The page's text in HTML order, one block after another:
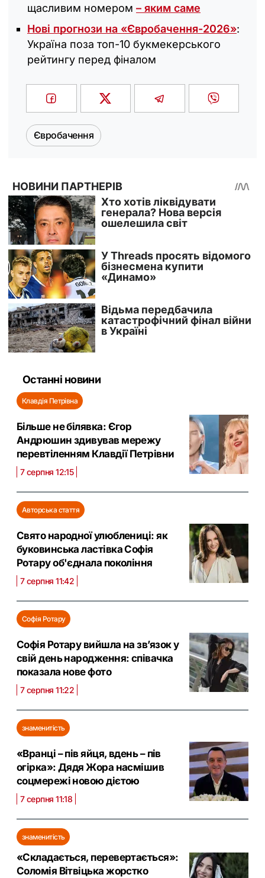
щасливим номером – яким саме
Нові прогнози на «Євробачення-2026»:
Україна поза топ-10 букмекерського
рейтингу перед фіналом
Євробачення
Останні новини
Клавдія Петрівна
Більше не білявка: Єгор
Андрюшин здивував мережу
перевтіленням Клавдії Петрівни
7 серпня 12:15
Авторська стаття
Свято народної улюблениці: як
буковинська ластівка Софія
Ротару об'єднала покоління
7 серпня 11:42
Софія Ротару
Софія Ротару вийшла на зв’язок у
свій день народження: співачка
показала нове фото
7 серпня 11:22
знаменитість
«Вранці – пів яйця, вдень – пів
огірка»: Дядя Жора насмішив
соцмережі новою дієтою
7 серпня 11:18
знаменитість
«Складається, перевертається»:
Соломія Вітвіцька жорстко